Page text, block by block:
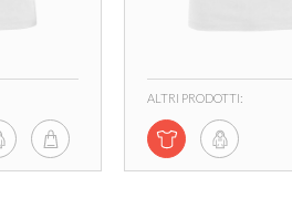
ALTRI PRODOTTI: